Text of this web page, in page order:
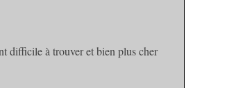
difficile à trouver et bien plus cher